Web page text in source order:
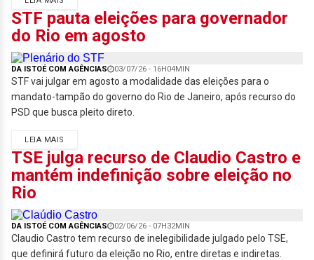
STF pauta eleições para governador
do Rio em agosto
DA ISTOÉ COM AGÊNCIAS 03/07/26 - 16H04MIN
STF vai julgar em agosto a modalidade das eleições para o
mandato-tampão do governo do Rio de Janeiro, após recurso do
PSD que busca pleito direto.
LEIA MAIS
TSE julga recurso de Claudio Castro e
mantém indefinição sobre eleição no
Rio
DA ISTOÉ COM AGÊNCIAS 02/06/26 - 07H32MIN
Claudio Castro tem recurso de inelegibilidade julgado pelo TSE,
que definirá futuro da eleição no Rio, entre diretas e indiretas.